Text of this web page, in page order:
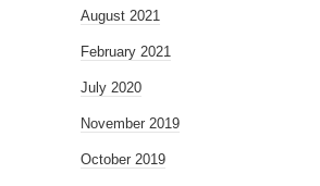
August 2021
February 2021
July 2020
November 2019
October 2019